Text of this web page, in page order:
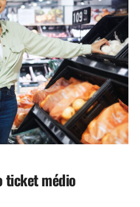
ticket médio